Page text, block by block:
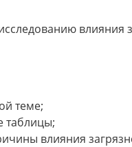
влияния
теме;
таблицы;
влияния